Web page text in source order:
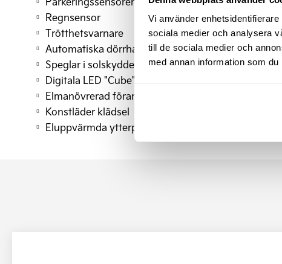
Vi använder
sociala medier och analysera
till de sociala medier och
med annan information som
Regnsensor
Trötthetsvarnare
Automatiska dörrhandtag fram
Speglar i solskydden upplysta
Digitala LED "Cube" – strålkastare
Elmanövrerad förarstol
Konstläder klädsel
Eluppvärmda ytterplatser bak.